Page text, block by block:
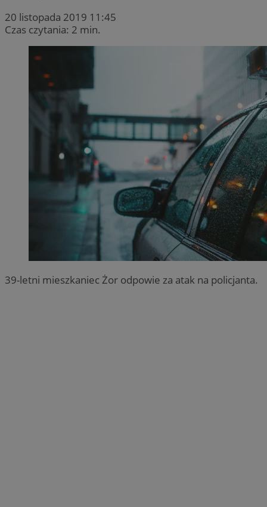
20 listopada 2019 11:45
Czas czytania: 2 min.
39-letni mieszkaniec Żor odpowie za atak na policjanta.